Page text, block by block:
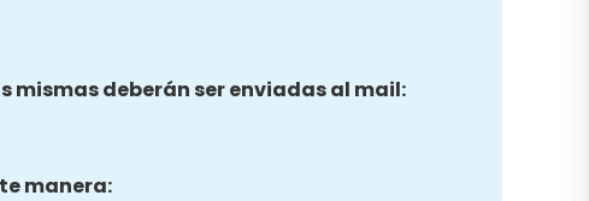
mismas deberán ser enviadas al mail:
manera: